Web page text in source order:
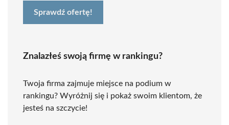
Sprawdź ofertę!
Znalazłeś swoją firmę w rankingu?
Twoja firma zajmuje miejsce na podium w
rankingu? Wyróżnij się i pokaż swoim klientom, że
jesteś na szczycie!